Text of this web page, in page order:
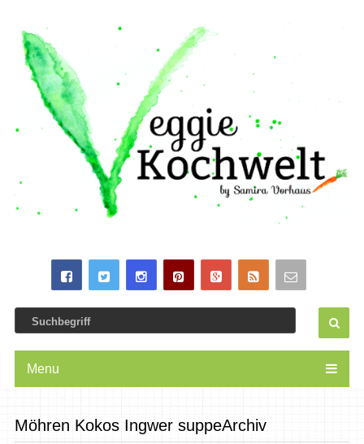
Menu
Möhren Kokos Ingwer suppeArchiv